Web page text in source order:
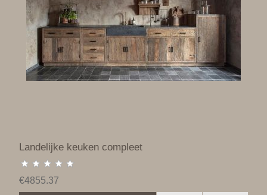
Landelijke keuken compleet
€4855.37